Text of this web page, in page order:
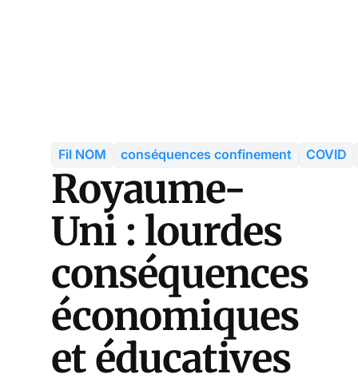
Fil NOM conséquences confinement COVID
Royaume-
Uni : lourdes
conséquences
économiques
et éducatives